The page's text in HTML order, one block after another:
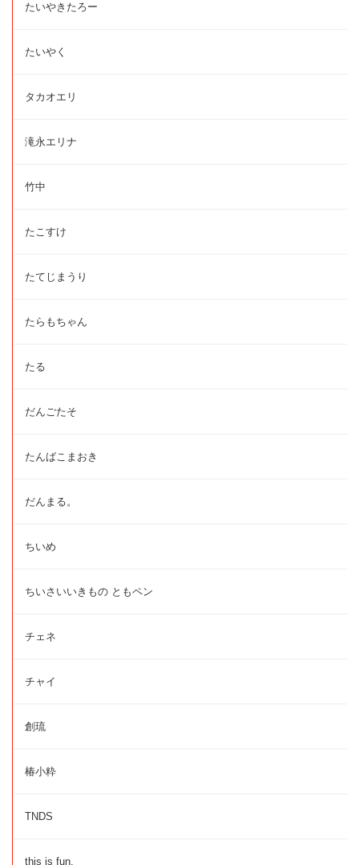
たいやきたろー
たいやく
タカオエリ
滝永エリナ
竹中
たこすけ
たてじまうり
たらもちゃん
たる
だんごたそ
たんばこまおき
だんまる。
ちいめ
ちいさいいきもの ともペン
チェネ
チャイ
創琉
椿小粋
TNDS
this is fun.